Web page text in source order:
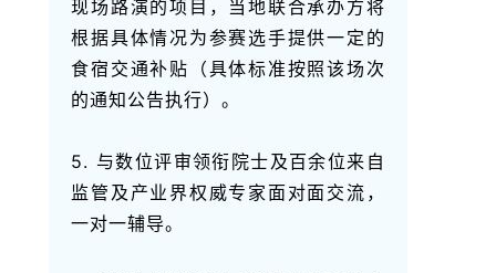
现场路演的项目，当地联合承办方将
根据具体情况为参赛选手提供一定的
食宿交通补贴（具体标准按照该场次
的通知公告执行）。
5. 与数位评审领衔院士及百余位来自
监管及产业界权威专家面对面交流，
一对一辅导。